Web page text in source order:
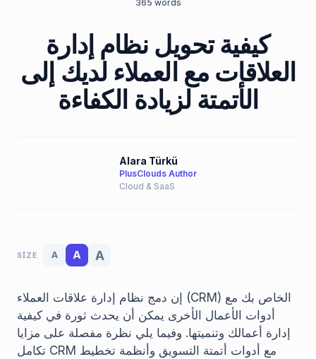
365 words
كيفية تحويل نظام إدارة
العلاقات مع العملاء لديك إلى
الأتمتة لزيادة الكفاءة
Alara Türkü
PlusClouds Author
Cloud & SaaS
SIZE A A A
إن دمج نظام إدارة علاقات العملاء (CRM) الخاص بك مع
أدوات الأعمال الأخرى يمكن أن يحدث ثورة في كيفية
إدارة أعمالك وتنميتها. وفيما يلي نظرة مفصلة على مزايا
تكامل CRM مع أدوات أتمتة التسويق وأنظمة تخطيط